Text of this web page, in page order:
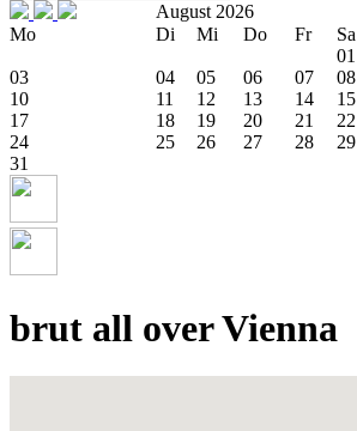
August 2026
Mo
Di Mi Do Fr Sa
01
03
04 05 06 07 08
10
11 12 13 14 15
17
18 19 20 21 22
24
25 26 27 28 29
31
brut all over Vienna